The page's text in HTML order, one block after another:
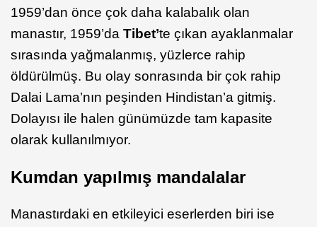
1959’dan önce çok daha kalabalık olan
manastır, 1959’da Tibet’te çıkan ayaklanmalar
sırasında yağmalanmış, yüzlerce rahip
öldürülmüş. Bu olay sonrasında bir çok rahip
Dalai Lama’nın peşinden Hindistan’a gitmiş.
Dolayısı ile halen günümüzde tam kapasite
olarak kullanılmıyor.
Kumdan yapılmış mandalalar
Manastırdaki en etkileyici eserlerden biri ise